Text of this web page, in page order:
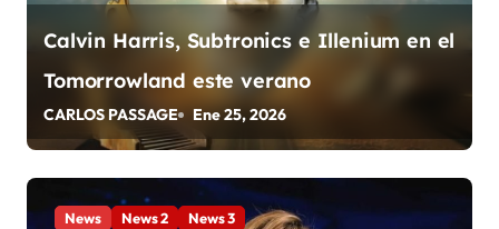
d
e
e
n
Calvin Harris, Subtronics e Illenium en el
Tomorrowland este verano
CARLOS PASSAGE Ene 25, 2026
News News 2 News 3